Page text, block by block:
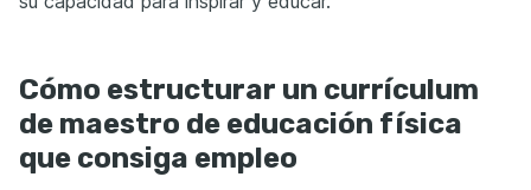
Cómo estructurar un currículum
de maestro de educación física
que consiga empleo